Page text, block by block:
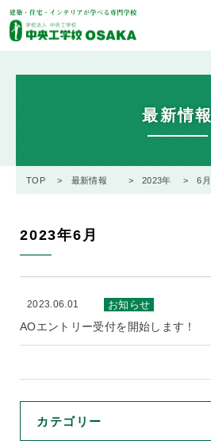
最新情報
TOP 最新情報 2023年 6月
2023年6月
2023.06.01 お知らせ
AOエントリー受付を開始します！
カテゴリー